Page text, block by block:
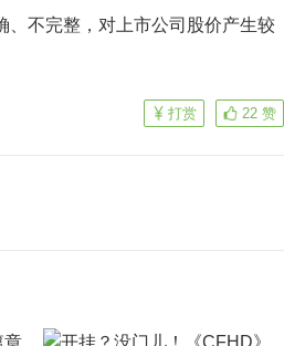
不完整，对上市公司股价产生较
22 赞
打赏